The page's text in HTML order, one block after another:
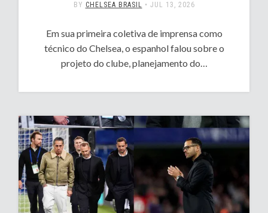
BY CHELSEA BRASIL • JUL 13, 2026
Em sua primeira coletiva de imprensa como
técnico do Chelsea, o espanhol falou sobre o
projeto do clube, planejamento do…